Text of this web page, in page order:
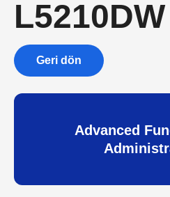
L5210DW
Geri dön
Advanced